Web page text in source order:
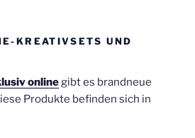
KREATIVSETS UND
onlinegibt es brandneue
Produkte befinden sich in